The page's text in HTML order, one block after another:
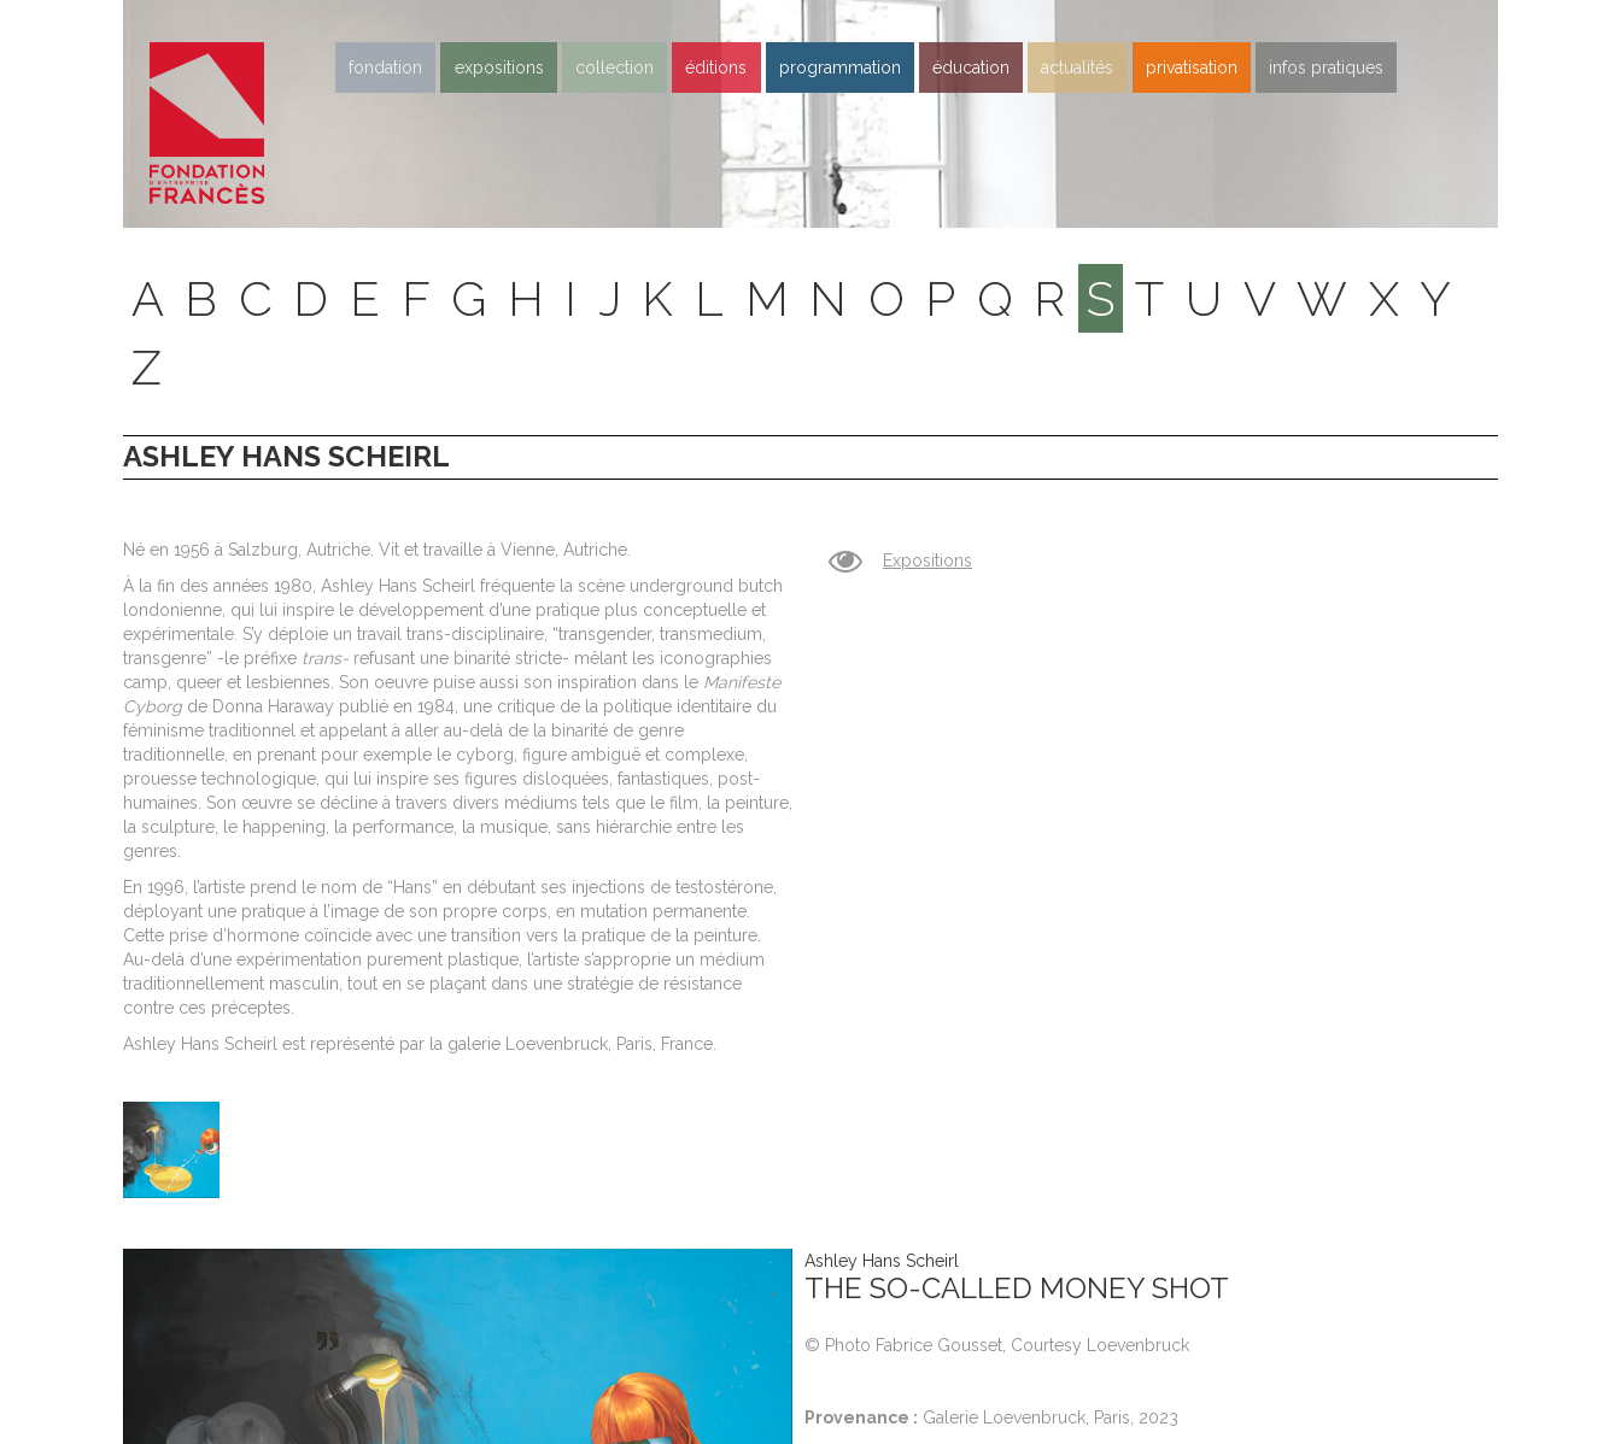
fondation expositions collection éditions programmation éducation actualités privatisation infos pratiques
A B C D E F G H I J K L M N O P Q R S T U V W X Y
Z
ASHLEY HANS SCHEIRL
Né en 1956 à Salzburg, Autriche. Vit et travaille à Vienne, Autriche.
À la fin des années 1980, Ashley Hans Scheirl fréquente la scène underground butch
londonienne, qui lui inspire le développement d’une pratique plus conceptuelle et
expérimentale. S’y déploie un travail trans-disciplinaire, “transgender, transmedium,
transgenre” -le préfixe trans- refusant une binarité stricte- mêlant les iconographies
camp, queer et lesbiennes. Son oeuvre puise aussi son inspiration dans le Manifeste
Cyborg de Donna Haraway publié en 1984, une critique de la politique identitaire du
féminisme traditionnel et appelant à aller au-delà de la binarité de genre
traditionnelle, en prenant pour exemple le cyborg, figure ambiguë et complexe,
prouesse technologique, qui lui inspire ses figures disloquées, fantastiques, post-
humaines. Son œuvre se décline à travers divers médiums tels que le film, la peinture,
la sculpture, le happening, la performance, la musique, sans hiérarchie entre les
genres.
En 1996, l’artiste prend le nom de “Hans” en débutant ses injections de testostérone,
déployant une pratique à l’image de son propre corps, en mutation permanente.
Cette prise d’hormone coïncide avec une transition vers la pratique de la peinture.
Au-delà d’une expérimentation purement plastique, l’artiste s’approprie un médium
traditionnellement masculin, tout en se plaçant dans une stratégie de résistance
contre ces préceptes.
Ashley Hans Scheirl est représenté par la galerie Loevenbruck, Paris, France.
Expositions
Ashley Hans Scheirl
THE SO-CALLED MONEY SHOT
© Photo Fabrice Gousset, Courtesy Loevenbruck
Provenance : Galerie Loevenbruck, Paris, 2023